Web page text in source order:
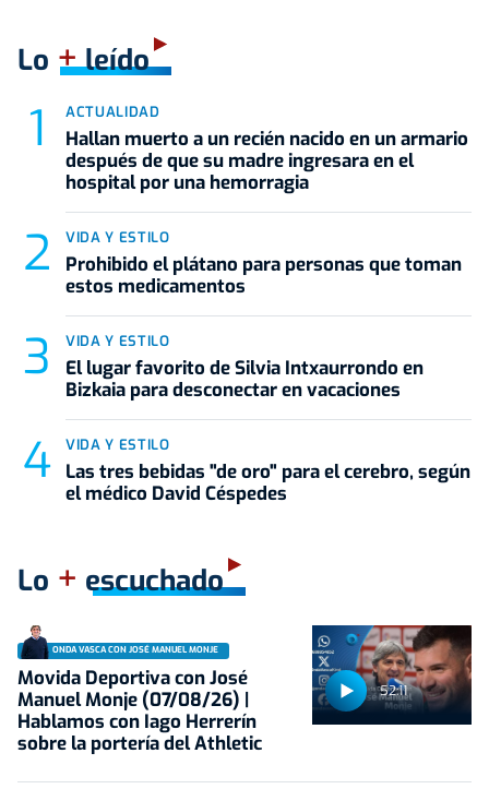
Lo +leído
ACTUALIDAD
Hallan muerto a un recién nacido en un armario
después de que su madre ingresara en el
hospital por una hemorragia
VIDA Y ESTILO
Prohibido el plátano para personas que toman
estos medicamentos
VIDA Y ESTILO
El lugar favorito de Silvia Intxaurrondo en
Bizkaia para desconectar en vacaciones
VIDA Y ESTILO
Las tres bebidas "de oro" para el cerebro, según
el médico David Céspedes
Lo + escuchado
52:11
ONDA VASCA CON JOSÉ MANUEL MONJE
Movida Deportiva con José
Manuel Monje (07/08/26) |
Hablamos con Iago Herrerín
sobre la portería del Athletic